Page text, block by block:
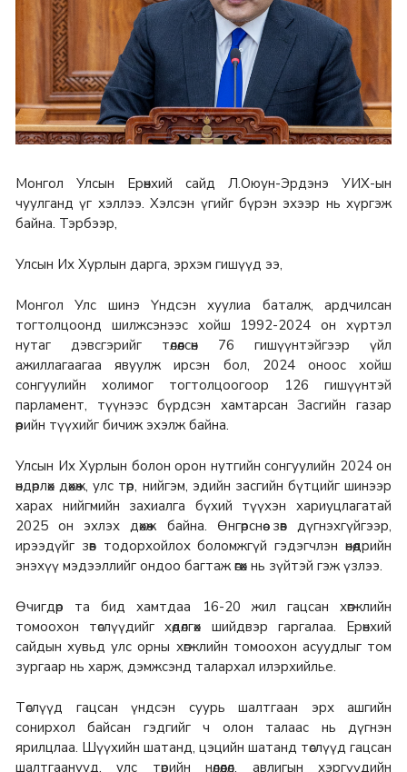
Монгол Улсын Ерөнхий сайд Л.Оюун-Эрдэнэ УИХ-ын
чуулганд үг хэллээ. Хэлсэн үгийг бүрэн эхээр нь хүргэж
байна. Тэрбээр,
Улсын Их Хурлын дарга, эрхэм гишүүд ээ,
Монгол Улс шинэ Үндсэн хуулиа баталж, ардчилсан
тогтолцоонд шилжсэнээс хойш 1992-2024 он хүртэл
нутаг дэвсгэрийг төлөөлсөн 76 гишүүнтэйгээр үйл
ажиллагаагаа явуулж ирсэн бол, 2024 оноос хойш
сонгуулийн холимог тогтолцоогоор 126 гишүүнтэй
парламент, түүнээс бүрдсэн хамтарсан Засгийн газар
өөрийн түүхийг бичиж эхэлж байна.
Улсын Их Хурлын болон орон нутгийн сонгуулийн 2024 он
өндөрлөх дөхөж, улс төр, нийгэм, эдийн засгийн бүтцийг шинээр
харах нийгмийн захиалга бүхий түүхэн хариуцлагатай
2025 он эхлэх дөхөж байна. Өнгөрснөө зөв дүгнэхгүйгээр,
ирээдүйг зөв тодорхойлох боломжгүй гэдэгчлэн өнөөдрийн
энэхүү мэдээллийг ондоо багтаж өгөх нь зүйтэй гэж үзлээ.
Өчигдөр та бид хамтдаа 16-20 жил гацсан хөгжлийн
томоохон төслүүдийг хөдөлгөх шийдвэр гаргалаа. Ерөнхий
сайдын хувьд улс орны хөгжлийн томоохон асуудлыг том
зургаар нь харж, дэмжсэнд талархал илэрхийлье.
Төслүүд гацсан үндсэн суурь шалтгаан эрх ашгийн
сонирхол байсан гэдгийг ч олон талаас нь дүгнэн
ярилцлаа. Шүүхийн шатанд, цэцийн шатанд төслүүд гацсан
шалтгаанууд, улс төрийн нөлөөлөл, авлигын хэргүүдийн